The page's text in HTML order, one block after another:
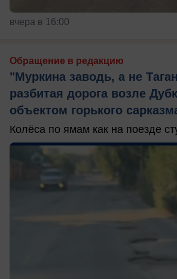
вчера в 16:00
Обращение в редакцию
"Муркина заводь, а не
разбитая дорога возле
объектом горького
Колёса по ямам как на поезде